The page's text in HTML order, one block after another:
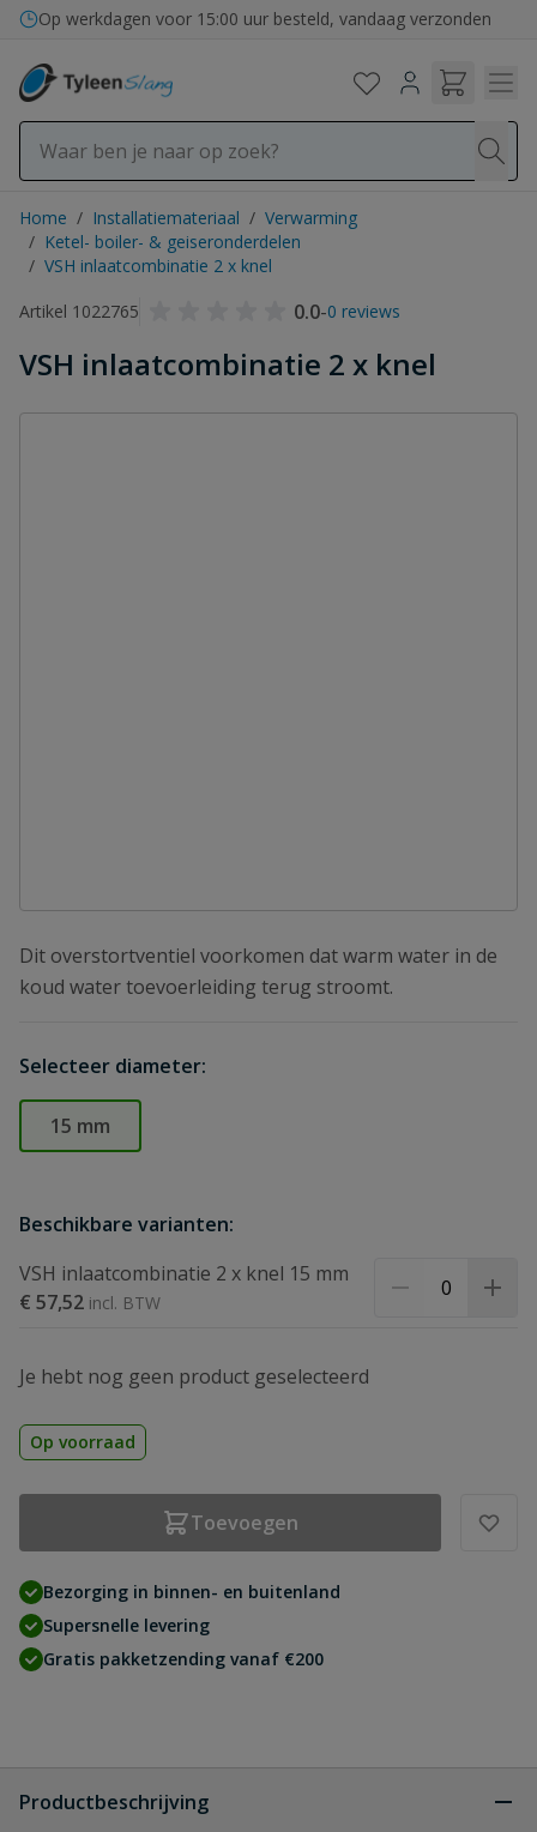
Ga naar de inhoud
Op werkdagen voor 15:00 uur besteld, vandaag verzonden
Home / Installatiemateriaal / Verwarming
/ Ketel- boiler- & geiseronderdelen
/ VSH inlaatcombinatie 2 x knel
Artikel 1022765
0.0-0 reviews
VSH inlaatcombinatie 2 x knel
Dit overstortventiel voorkomen dat warm water in de
koud water toevoerleiding terug stroomt.
Selecteer diameter:
15 mm
Beschikbare varianten:
VSH inlaatcombinatie 2 x knel 15 mm
€ 57,52
Je hebt nog geen product geselecteerd
Op voorraad
Toevoegen
Bezorging in binnen- en buitenland
Supersnelle levering
Gratis pakketzending vanaf €200
Productbeschrijving